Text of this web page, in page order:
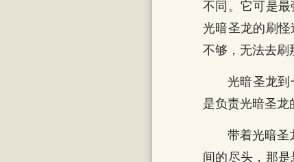
不同。它可是最
光暗圣龙的刷
不够，无法去刷
光暗圣龙到
是负责光暗圣龙
带着光暗圣
间的尽头，那